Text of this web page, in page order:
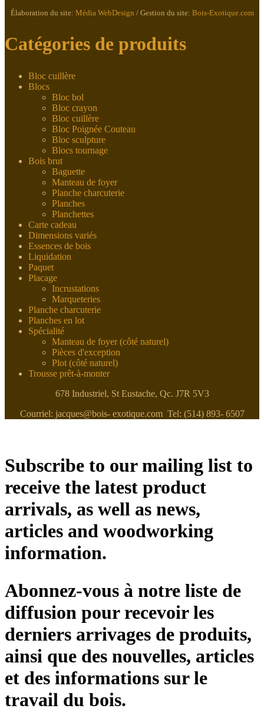
Élaboration du site: Média WebDesign / Gestion du site: Bois-Exotique.com
Catégories de produits
Bloc cuillère
Blocs
Bloc bol
Bloc crayon
Bloc cuillère
Bloc Poignée Couteau
Bloc sculpture
Blocs tournage
Bois brut
Baguette
Manteau de foyer
Planche charcuterie
Planches
Planchettes
Carte cadeau
Dimensions variés
Essences de bois
Liquidation
Paquet
Placage
Incrustations
Marqueteries
Planche charcuterie
Planches en lot
Spécialité
Manteau de foyer (côté naturel)
Pièces d'exception
Plot (côté naturel)
Trousse prêt-à-monter
678 Industriel, St Eustache, Qc. J7R 5V3
Courriel: jacques@bois- exotique.com Tel: (514) 893- 6507
Subscribe to our mailing list to
receive the latest product
arrivals, as well as news,
articles and woodworking
information.
Abonnez-vous à notre liste de
diffusion pour recevoir les
derniers arrivages de produits,
ainsi que des nouvelles, articles
et des informations sur le
travail du bois.